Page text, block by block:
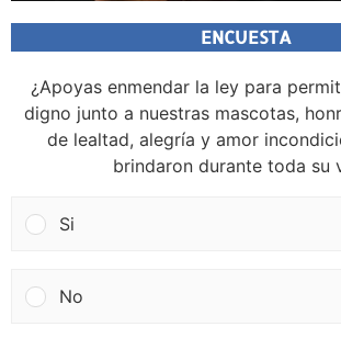
ENCUESTA
¿Apoyas enmendar la ley para
digno junto a nuestras mascotas,
de lealtad, alegría y amor
brindaron durante toda su
Si
No